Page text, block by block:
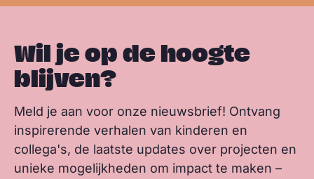
Wil je op de hoogte
blijven?
Meld je aan voor onze nieuwsbrief! Ontvang
inspirerende verhalen van kinderen en
collega's, de laatste updates over projecten en
unieke mogelijkheden om impact te maken –